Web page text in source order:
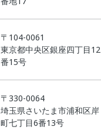
〒104-0061
東京都中央区銀座四丁目12
番15号
〒330-0064
埼玉県さいたま市浦和区岸
町七丁目6番13号